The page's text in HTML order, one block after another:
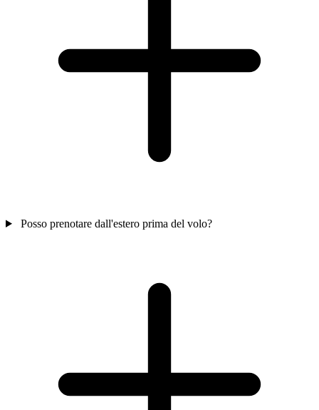
Posso prenotare dall'estero prima del volo?